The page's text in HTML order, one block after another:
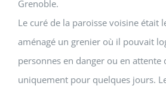
Grenoble.
Le curé de la paroisse voisine était
aménagé un grenier où il pouvait
personnes en danger ou en attente
uniquement pour quelques jours.